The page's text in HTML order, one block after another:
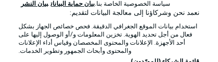
سياسة الخصوصية الخاصة بنا.بيان حماية البيانات بيان النشر
نعمد نحن وشركاؤنا إلى معالجة البيانات لتقديم:
استخدام بيانات الموقع الجغرافي الدقيقة. فحص خصائص الجهاز بشكل
فعال من أجل تحديد الهوية. تخزين المعلومات و/أو الوصول إليها على
أحد الأجهزة. الإعلانات والمحتوى المخصصان وقياس أداء الإعلانات
والمحتوى وأبحاث الجمهور وتطوير الخدمات.